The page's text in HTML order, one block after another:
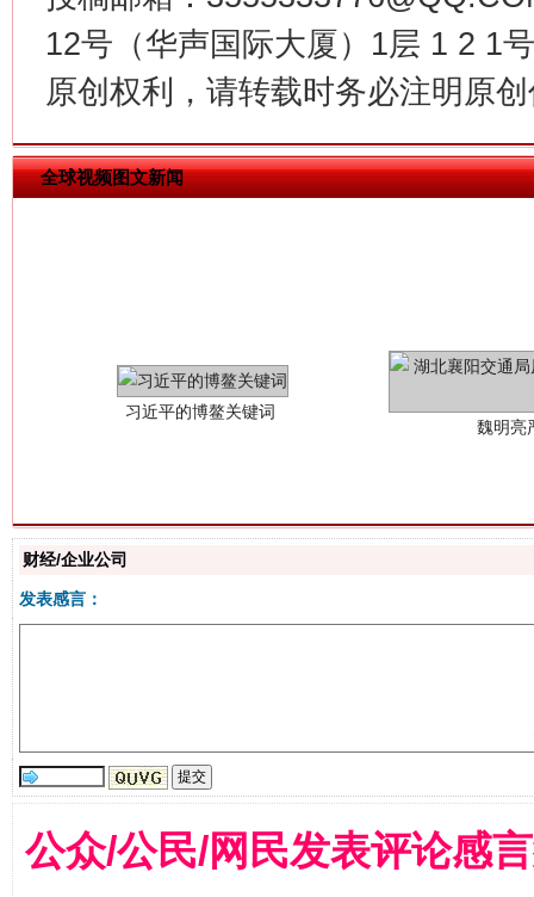
12号（华声国际大厦）1层 1 2 1
原创权利，请转载时务必注明原
全球视频图文新闻
“刷贴”乱象丛生
财经/企业公司
发表感言：
公众/公民/网民发表评论感